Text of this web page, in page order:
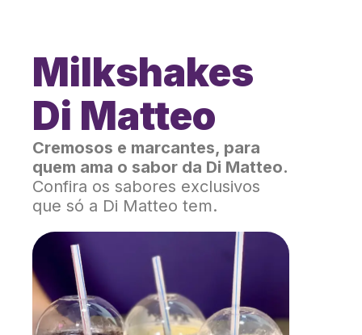
Milkshakes
Di Matteo
Cremosos e marcantes, para
quem ama o sabor da Di Matteo.
Confira os sabores exclusivos
que só a Di Matteo tem.